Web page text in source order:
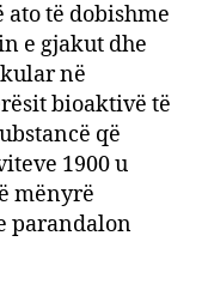
të
të dobishme
e gjakut dhe
në
bioaktivë të
që
1900 u
mënyrë
parandalon